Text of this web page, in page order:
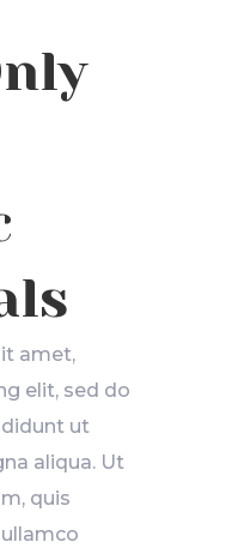
amet,
elit, sed do
ut
aliqua. Ut
quis